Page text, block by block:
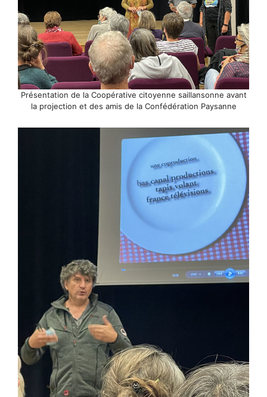
Présentation de la Coopérative citoyenne saillansonne avant
la projection et des amis de la Confédération Paysanne